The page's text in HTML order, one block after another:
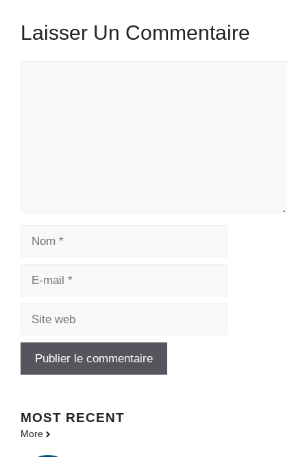
Laisser Un Commentaire
MOST RECENT
More